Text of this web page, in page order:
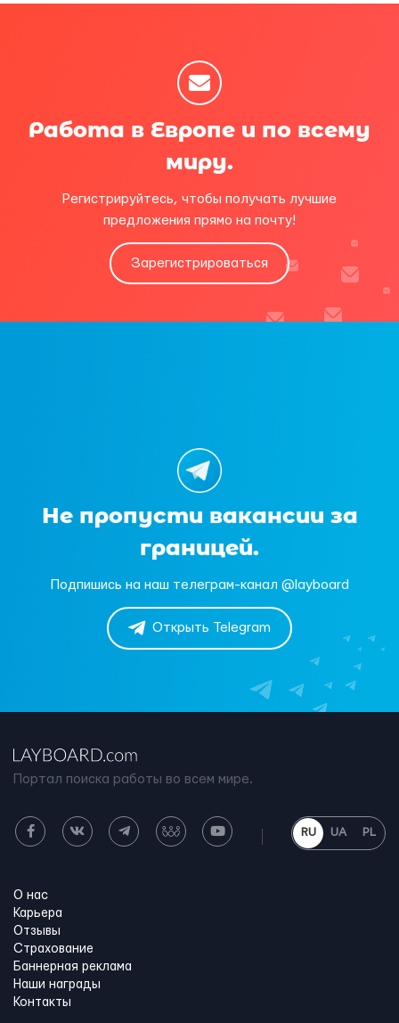
Работа в Европе и по всему
миру.
Регистрируйтесь, чтобы получать лучшие
предложения прямо на почту!
Зарегистрироваться
Не пропусти вакансии за
границей.
Подпишись на наш телеграм-канал @layboard
Открыть Telegram
Портал поиска работы во всем мире.
RU UA PL
О нас
Карьера
Отзывы
Страхование
Баннерная реклама
Наши награды
Контакты